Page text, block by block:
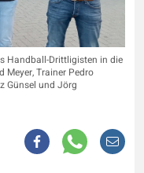
Handball-Drittligisten in die
Meyer, Trainer Pedro
Günsel und Jörg